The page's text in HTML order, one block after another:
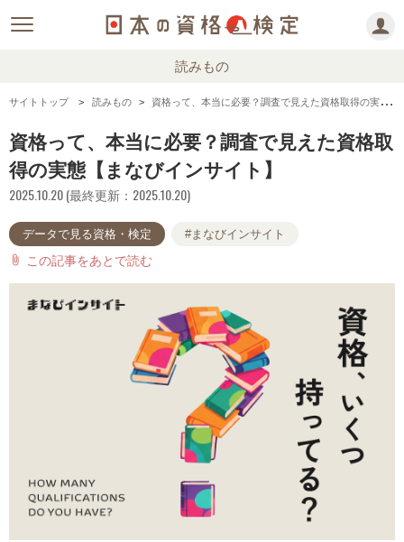
読みもの
サイトトップ 読みもの 資格って、本当に必要？調査で見えた資格取得の実態【まなびインサイト】
資格って、本当に必要？調査で見えた資格取
得の実態【まなびインサイト】
2025.10.20 (最終更新：2025.10.20)
データで見る資格・検定 #まなびインサイト
attach_file この記事をあとで読む